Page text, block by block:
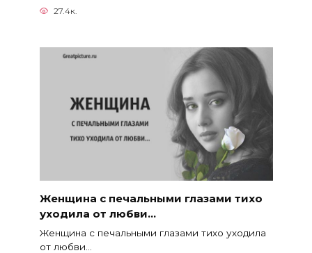
27.4к.
Женщина с печальными глазами тихо
уходила от любви…
Женщина с печальными глазами тихо уходила
от любви…